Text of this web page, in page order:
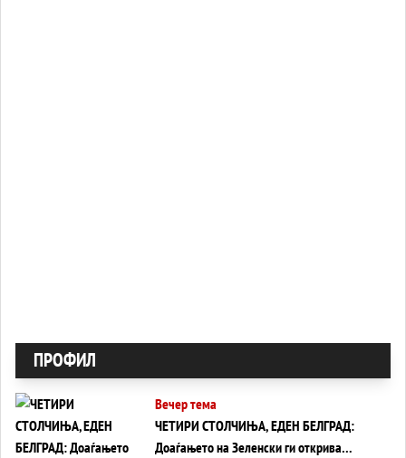
ПРОФИЛ
Вечер тема
ЧЕТИРИ СТОЛЧИЊА, ЕДЕН БЕЛГРАД:
Доаѓањето на Зеленски ги открива